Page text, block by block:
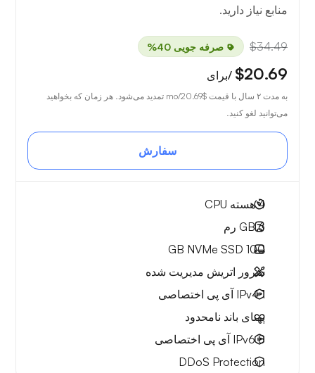
منابع نیاز دارید.
$34.49 صرفه جویی 40%
$20.69 /برای
به مدت ۲ سال با قیمت $20.69
/mo تمدید می‌شود. هر زمان که بخواهید
می‌توانید لغو کنید.
سفارش
4هسته CPU
6 GB
رم
100 GB
NVMe SSD
سرور اتریش مدیریت شده
1 IPv4
آی پی اختصاصی
پهنای باند نامحدود
8 IPv6
آی پی اختصاصی
DDoS Protection